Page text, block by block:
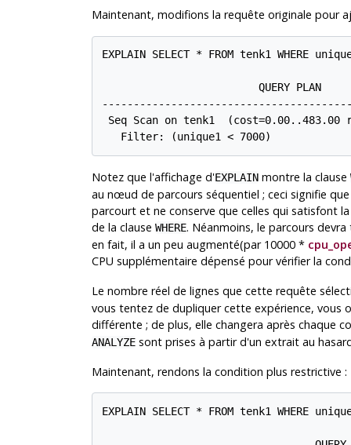
Maintenant, modifions la requête originale pour
EXPLAIN SELECT * FROM tenk1 WHERE
                         QUERY PLAN
Seq Scan on tenk1  (cost=0.00..483.00
   Filter: (unique1 < 7000)
Notez que l'affichage d'EXPLAINmontre la clause
au nœud de parcours séquentiel ; ceci signifie
parcourt et ne conserve que celles qui satisfont
de la clause WHERE. Néanmoins, le parcours
en fait, il a un peu augmenté(par 10000 *
CPU supplémentaire dépensé pour vérifier la
Le nombre réel de lignes que cette requête
vous tentez de dupliquer cette expérience,
différente ; de plus, elle changera après chaque
ANALYZEsont prises à partir d'un extrait au
Maintenant, rendons la condition plus restrictive :
EXPLAIN SELECT * FROM tenk1 WHERE